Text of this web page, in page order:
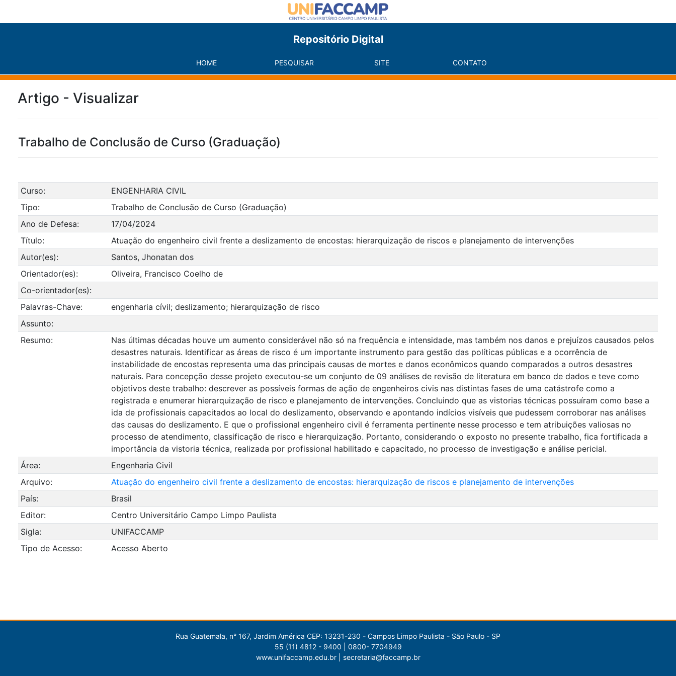
Repositório Digital
HOME PESQUISAR SITE CONTATO
Artigo - Visualizar
Trabalho de Conclusão de Curso (Graduação)
Curso:
ENGENHARIA CIVIL
Tipo:
Trabalho de Conclusão de Curso (Graduação)
Ano de Defesa:
17/04/2024
Título:
Atuação do engenheiro civil frente a deslizamento de encostas: hierarquização de riscos e planejamento de intervenções
Autor(es):
Santos, Jhonatan dos
Orientador(es):
Oliveira, Francisco Coelho de
Co-orientador(es):
Palavras-Chave:
engenharia cívil; deslizamento; hierarquização de risco
Assunto:
Resumo:
Nas últimas décadas houve um aumento considerável não só na frequência e intensidade, mas também nos danos e prejuízos causados pelos
desastres naturais. Identificar as áreas de risco é um importante instrumento para gestão das políticas públicas e a ocorrência de
instabilidade de encostas representa uma das principais causas de mortes e danos econômicos quando comparados a outros desastres
naturais. Para concepção desse projeto executou-se um conjunto de 09 análises de revisão de literatura em banco de dados e teve como
objetivos deste trabalho: descrever as possíveis formas de ação de engenheiros civis nas distintas fases de uma catástrofe como a
registrada e enumerar hierarquização de risco e planejamento de intervenções. Concluindo que as vistorias técnicas possuíram como base a
ida de profissionais capacitados ao local do deslizamento, observando e apontando indícios visíveis que pudessem corroborar nas análises
das causas do deslizamento. E que o profissional engenheiro civil é ferramenta pertinente nesse processo e tem atribuições valiosas no
processo de atendimento, classificação de risco e hierarquização. Portanto, considerando o exposto no presente trabalho, fica fortificada a
importância da vistoria técnica, realizada por profissional habilitado e capacitado, no processo de investigação e análise pericial.
Área:
Engenharia Civil
Arquivo:
Atuação do engenheiro civil frente a deslizamento de encostas: hierarquização de riscos e planejamento de intervenções
País:
Brasil
Editor:
Centro Universitário Campo Limpo Paulista
Sigla:
UNIFACCAMP
Tipo de Acesso:
Acesso Aberto
Rua Guatemala, n° 167, Jardim América CEP: 13231-230 - Campos Limpo Paulista - São Paulo - SP
55 (11) 4812 - 9400 | 0800- 7704949
www.unifaccamp.edu.br | secretaria@faccamp.br